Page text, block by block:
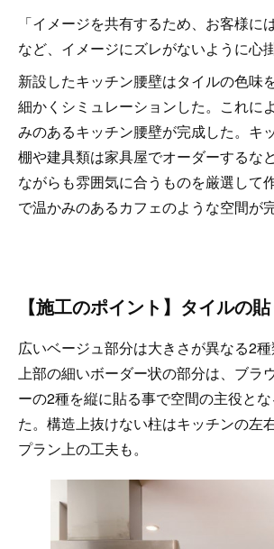
「イメージを共有するため、お客様に
など、イメージにズレがないように心
新設したキッチン腰壁はタイルの色味
細かくシミュレーションした。これに
みのあるキッチン腰壁が完成した。キ
棚や建具類は家具屋でオーダーするな
ながらも雰囲気に合うものを厳選して
で温かみのあるカフェのような空間が
【施工のポイント】タイルの
広いベージュ部分は大きさが異なる2種
上部の細いボーダー状の部分は、ブラ
ーの2種を縦に貼る事で空間の主役と
た。構造上抜けない柱はキッチンの左
プラン上の工夫も。